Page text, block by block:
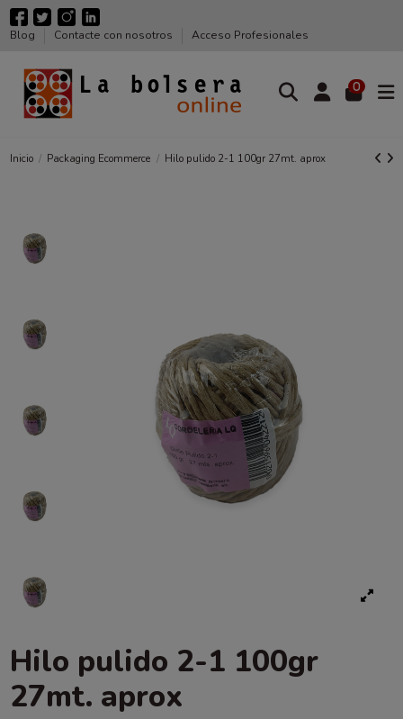
Blog Contacte con nosotros Acceso Profesionales
0
Inicio Packaging Ecommerce Hilo pulido 2-1 100gr 27mt. aprox
Hilo pulido 2-1 100gr
27mt. aprox